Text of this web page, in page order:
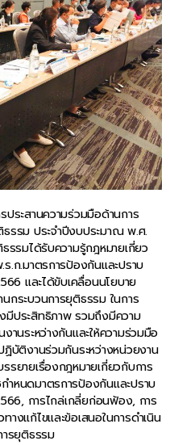
ประสานความร่วมมือด้านการ
รรม ประจำปีงบประมาณ พ.ศ.
รรมได้รับความรู้กฎหมายเกี่ยว
.ก.มาตรการป้องกันและปราบ
และได้ขับเคลื่อนนโยบาย
กระบวนการยุติธรรม ในการ
มีประสิทธิภาพ รวมถึงมีความ
านระหว่างกันและให้ความร่วมมือ
บัติงานร่วมกันระหว่างหน่วยงาน
รยายเรื่องกฎหมายเกี่ยวกับการ
หนดมาตรการป้องกันและปราบ
การไกล่เกลี่ยก่อนฟ้อง, การ
งแก้ไขและข้อเสนอในการดำเนิน
ารยุติธรรม